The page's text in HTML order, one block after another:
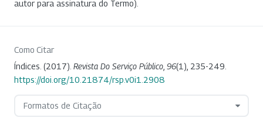
autor para assinatura do Termo).
Como Citar
Índices. (2017). Revista Do Serviço Público 96(1), 235-249.
https://doi.org/10.21874/rsp.v0i1.2908
Formatos de Citação